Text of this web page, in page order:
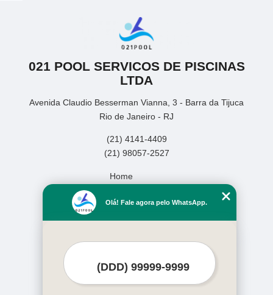
021 POOL SERVICOS DE PISCINAS
LTDA
Avenida Claudio Besserman Vianna, 3 - Barra da Tijuca
Rio de Janeiro - RJ
(21) 4141-4409
(21) 98057-2527
Home
Missão
Serviços
Mais Serviços
Olá! Fale agora pelo WhatsApp.